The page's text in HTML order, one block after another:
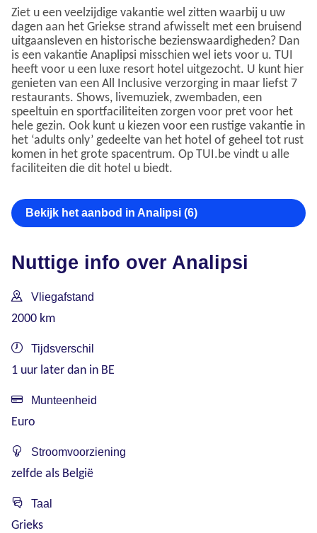
Ziet u een veelzijdige vakantie wel zitten waarbij u uw
dagen aan het Griekse strand afwisselt met een bruisend
uitgaansleven en historische bezienswaardigheden? Dan
is een vakantie Anaplipsi misschien wel iets voor u. TUI
heeft voor u een luxe resort hotel uitgezocht. U kunt hier
genieten van een All Inclusive verzorging in maar liefst 7
restaurants. Shows, livemuziek, zwembaden, een
speeltuin en sportfaciliteiten zorgen voor pret voor het
hele gezin. Ook kunt u kiezen voor een rustige vakantie in
het ‘adults only’ gedeelte van het hotel of geheel tot rust
komen in het grote spacentrum. Op TUI.be vindt u alle
faciliteiten die dit hotel u biedt.
Bekijk het aanbod in Analipsi (6)
Nuttige info over Analipsi
Vliegafstand
2000 km
Tijdsverschil
1 uur later dan in BE
Munteenheid
Euro
Stroomvoorziening
zelfde als België
Taal
Grieks